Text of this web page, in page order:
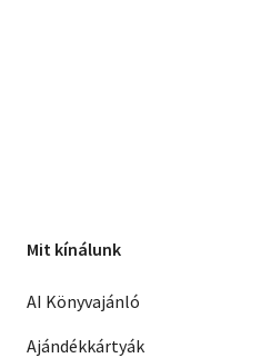
Mit kínálunk
AI Könyvajánló
Ajándékkártyák